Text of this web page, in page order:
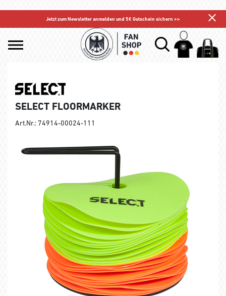
Jetzt zum Newsletter anmelden und 5€ Gutschein sichern >>
SELECT FLOORMARKER
Art.Nr.: 74914-00024-111